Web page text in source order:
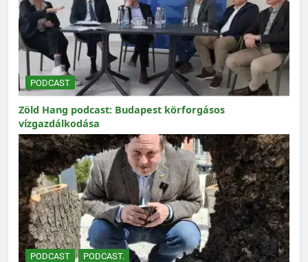
PODCAST
Zöld Hang podcast: Budapest körforgásos
vízgazdálkodása
PODCAST PODCAST.